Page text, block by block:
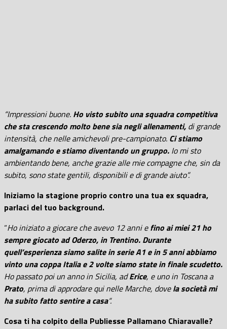
“Impressioni buone. Ho visto subito una squadra competitiva
che sta crescendo molto bene sia negli allenamenti, di grande
intensità, che nelle amichevoli pre-campionato. Ci stiamo
amalgamando e stiamo diventando un gruppo. Io mi sto
ambientando bene, anche grazie alle mie compagne che, sin da
subito, sono state gentili, disponibili e di grande aiuto”.
Iniziamo la stagione proprio contro una tua ex squadra,
parlaci del tuo background.
“Ho iniziato a giocare che avevo 12 anni efino ai miei 21 ho
sempre giocato ad Oderzo, in Trentino. Durante
quell’esperienza siamo salite in serie A1 e in 5 anni abbiamo
vinto una coppa Italia e 2 volte siamo state in finale scudetto.
Ho passato poi un anno in Sicilia, adErice, e uno in Toscana a
Prato, prima di approdare qui nelle Marche, dovela società mi
ha subito fatto sentire a casa“.
Cosa ti ha colpito della Publiesse Pallamano Chiaravalle?